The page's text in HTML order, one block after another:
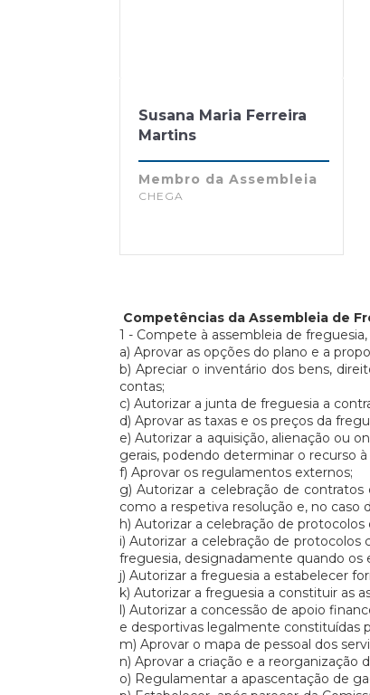
Susana Maria Ferreira
Martins
Membro da Assembleia
CHEGA
Competências da Assembleia de
1 - Compete à assembleia de
a) Aprovar as opções do plano e a
b) Apreciar o inventário dos bens,
contas;
c) Autorizar a junta de freguesia a
d) Aprovar as taxas e os preços da
e) Autorizar a aquisição, alienação ou
gerais, podendo determinar o recurso à
f) Aprovar os regulamentos externos;
g) Autorizar a celebração de
como a respetiva resolução e, no caso
h) Autorizar a celebração de
i) Autorizar a celebração de
freguesia, designadamente quando os
j) Autorizar a freguesia a estabelecer
k) Autorizar a freguesia a constituir as
l) Autorizar a concessão de apoio
e desportivas legalmente constituídas
m) Aprovar o mapa de pessoal dos
n) Aprovar a criação e a reorganização
o) Regulamentar a apascentação de